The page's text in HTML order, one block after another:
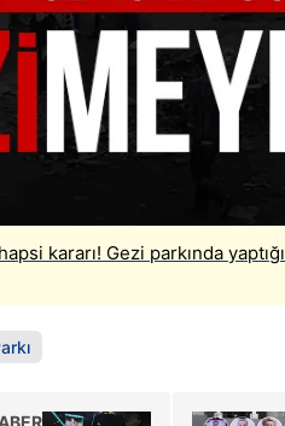
kararı! Gezi parkında